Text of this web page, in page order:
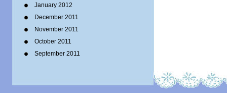
January 2012
December 2011
November 2011
October 2011
September 2011